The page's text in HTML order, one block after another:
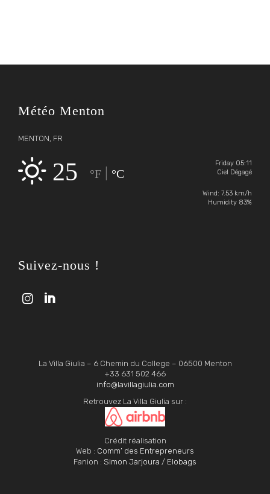
Météo Menton
MENTON, FR
Friday 05:11
Ciel Dégagé
Wind: 7.53 km/h
Humidity 83%
25 °F °C
Suivez-nous !
 
La Villa Giulia – 6 Chemin du College – 06500 Menton
+33 631 502 466
info@lavillagiulia.com
Retrouvez La Villa Giulia sur :
Crédit réalisation
Web : Comm’ des Entrepreneurs
Fanion : Simon Jarjoura / Elobags